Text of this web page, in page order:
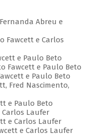
Abreu e
Fawcett e Carlos
e Paulo Beto
Fawcett e Paulo Beto
e Paulo Beto
Fred Nascimento,
e Paulo Beto
Carlos Laufer
e Carlos Laufer
e Carlos Laufer